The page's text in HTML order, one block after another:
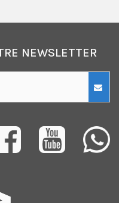
NEWSLETTER